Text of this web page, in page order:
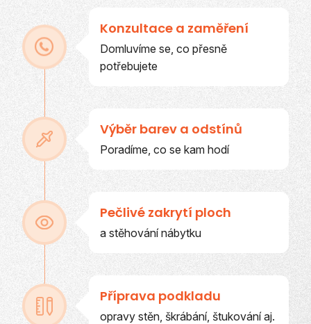
Konzultace a zaměření
Domluvíme se, co přesně
potřebujete
Výběr barev a odstínů
Poradíme, co se kam hodí
Pečlivé zakrytí ploch
a stěhování nábytku
Příprava podkladu
opravy stěn, škrábání, štukování aj.